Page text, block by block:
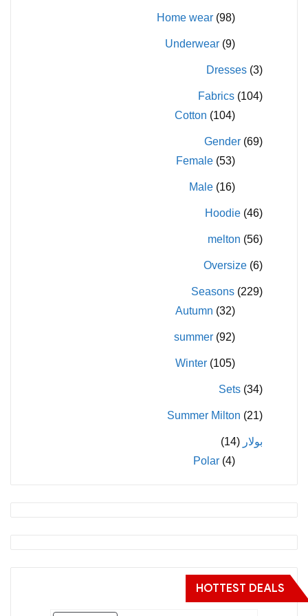
Home wear (98)
Underwear (9)
Dresses (3)
Fabrics (104)
Cotton (104)
Gender (69)
Female (53)
Male (16)
Hoodie (46)
melton (56)
Oversize (6)
Seasons (229)
Autumn (32)
summer (92)
Winter (105)
Sets (34)
Summer Milton (21)
بولار (14)
Polar (4)
HOTTEST DEALS